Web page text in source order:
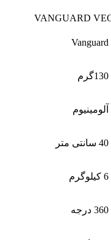
Vanguard
130گرم
آلومینیوم
40 سانتی متر
6 کیلوگرم
360 درجه